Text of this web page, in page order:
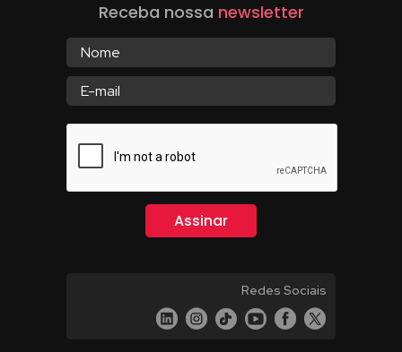
Receba nossa newsletter
Redes Sociais